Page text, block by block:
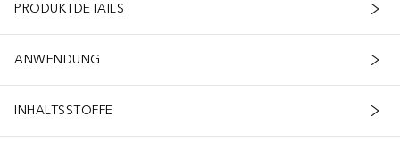
PRODUKTDETAILS
ANWENDUNG
INHALTSSTOFFE